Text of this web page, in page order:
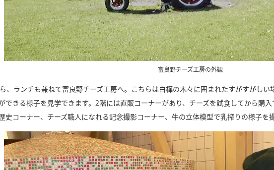
富良野チーズ工房の外観
、ランチも兼ねて富良野チーズ工房へ。こちらは白樺の木々に囲まれたすがすがし
できる様子を見学できます。2階には直販コーナーがあり、チーズを試食してから購
史コーナー、チーズ職人になれる記念撮影コーナー、牛の立体模型で乳搾りの様子を